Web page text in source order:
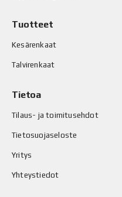
Tuotteet
Kesärenkaat
Talvirenkaat
Tietoa
Tilaus- ja toimitusehdot
Tietosuojaseloste
Yritys
Yhteystiedot